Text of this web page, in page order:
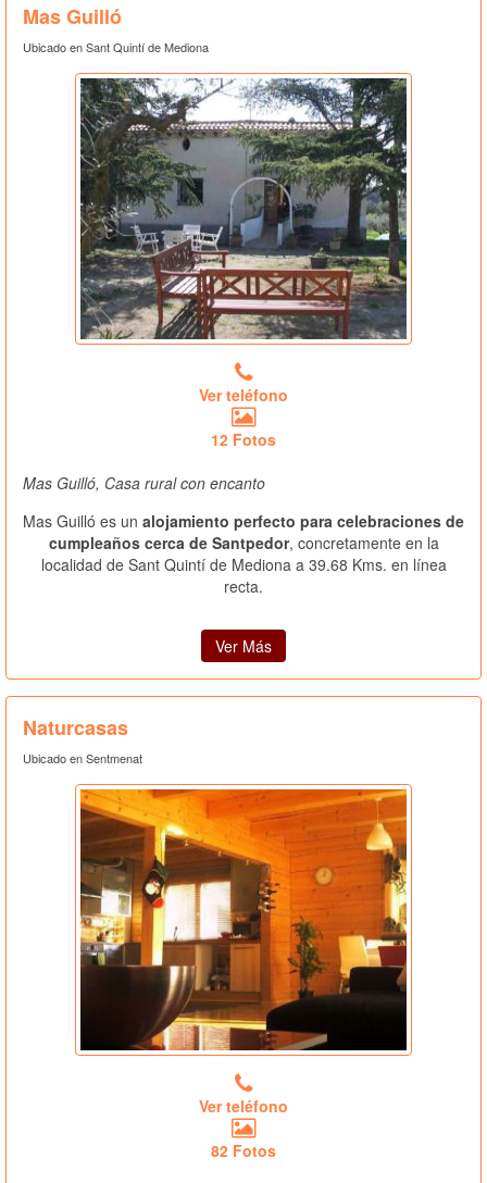
Mas Guilló
Ubicado en Sant Quintí de Mediona
Ver teléfono
12 Fotos
Mas Guilló, Casa rural con encanto
Mas Guilló es un alojamiento perfecto para celebraciones de
cumpleaños cerca de Santpedor, concretamente en la
localidad de Sant Quintí de Mediona a 39.68 Kms. en línea
recta.
Ver Más
Naturcasas
Ubicado en Sentmenat
Ver teléfono
82 Fotos